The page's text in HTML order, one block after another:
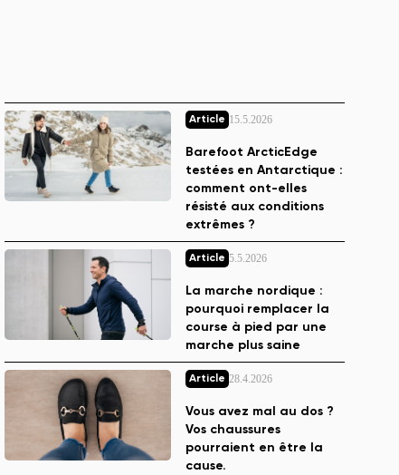
Article 15.5.2026
Barefoot ArcticEdge
testées en Antarctique :
comment ont-elles
résisté aux conditions
extrêmes ?
Article 5.5.2026
La marche nordique :
pourquoi remplacer la
course à pied par une
marche plus saine
Article 28.4.2026
Vous avez mal au dos ?
Vos chaussures
pourraient en être la
cause.